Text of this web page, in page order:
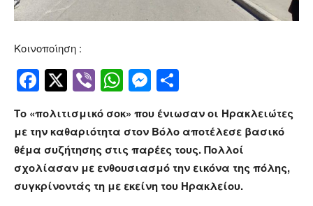
Κοινοποίηση :
Facebook
Twitter
ViberWhatsApp
Messenger
Το «πολιτισμικό σοκ» που ένιωσαν οι Ηρακλειώτες
με την καθαριότητα στον Βόλο αποτέλεσε βασικό
θέμα συζήτησης στις παρέες τους. Πολλοί
σχολίασαν με ενθουσιασμό την εικόνα της πόλης,
συγκρίνοντάς τη με εκείνη του Ηρακλείου.